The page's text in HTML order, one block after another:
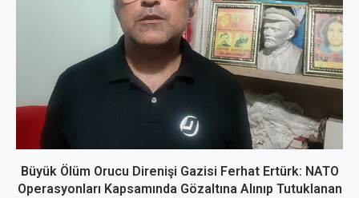
Büyük Ölüm Orucu Direnişi Gazisi Ferhat Ertürk: NATO
Operasyonları Kapsamında Gözaltına Alınıp Tutuklanan